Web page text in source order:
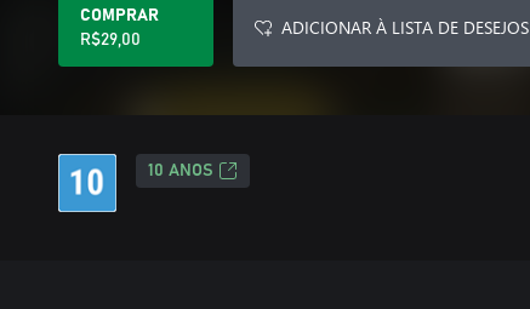
COMPRAR
R$29,00
ADICIONAR À LISTA DE DESEJOS
10 ANOS